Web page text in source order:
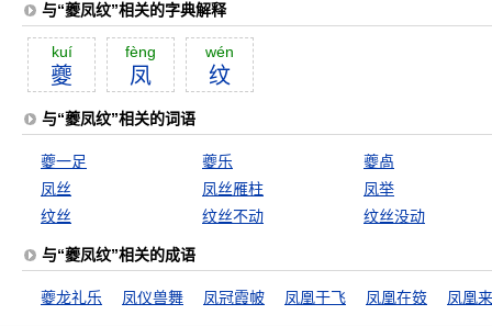
与“夔凤纹”相关的字典解释
kuí
夔
fèng
凤
wén
纹
与“夔凤纹”相关的词语
夔一足 夔乐
夔卨
凤丝
凤丝雁柱
凤举
纹丝
纹丝不动 纹丝没动
与“夔凤纹”相关的成语
夔龙礼乐 凤仪兽舞 凤冠霞帔 凤凰于飞 凤凰在笯 凤凰